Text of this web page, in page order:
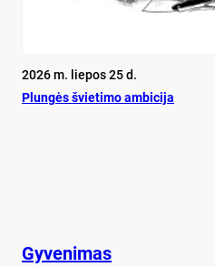
2026 m. liepos 25 d.
Plun­gės švie­ti­mo am­bi­ci­ja
Gyvenimas